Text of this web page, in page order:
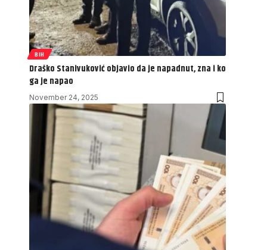
BIH
Draško Stanivuković objavio da je napadnut, zna i ko
ga je napao
November 24, 2025